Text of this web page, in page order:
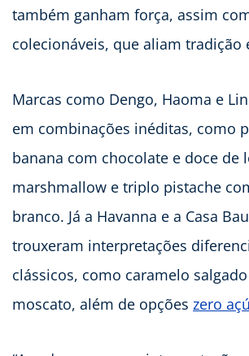
também ganham força, assim
colecionáveis, que aliam tradição
Marcas como Dengo, Haoma e
em combinações inéditas, como
banana com chocolate e doce de
marshmallow e triplo pistache
branco. Já a Havanna e a Casa
trouxeram interpretações
clássicos, como caramelo
moscato, além de opções zero